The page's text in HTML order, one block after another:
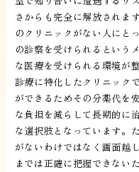
さからも完全に解放されま
のクリニックがない人にと
の診察を受けられるという
な医療を受けられる環境が
診療に特化したクリニック
ができるためその分薬代を
な負担を減らして長期的に
な選択肢となっています。
がないわけではなく画面越
までは正確に把握できない